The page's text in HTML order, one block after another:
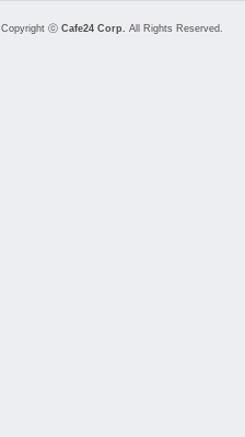
Copyright ⓒ Cafe24 Corp. All Rights Reserved.